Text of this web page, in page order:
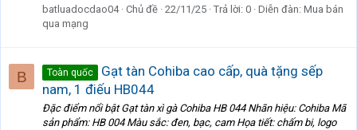
batluadocdao04 Chủ đề 22/11/25 Trả lời: 0 Diễn đàn: Mua bán
qua mạng
B Toàn quốc
Gạt tàn Cohiba cao cấp, quà tặng sếp
nam, 1 điếu HB044
Đặc điểm nổi bật Gạt tàn xì gà Cohiba HB 044 Nhãn hiệu: Cohiba Mã
sản phẩm: HB 004 Màu sắc: đen, bạc, cam Họa tiết: chấm bi, logo